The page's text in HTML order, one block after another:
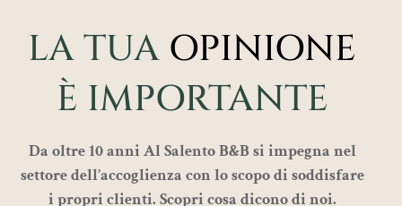
LA TUA OPINIONE
È IMPORTANTE
Da oltre 10 anni Al Salento B&B si impegna nel
settore dell’accoglienza con lo scopo di soddisfare
i propri clienti. Scopri cosa dicono di noi.